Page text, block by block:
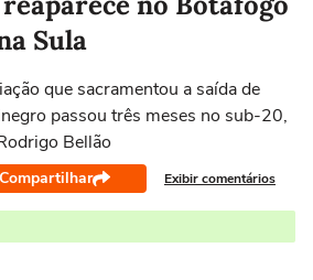
Sula
que sacramentou a saída de
passou três meses no sub-20,
Bellão
Compartilhar Exibir comentários